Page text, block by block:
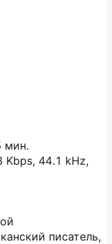
мин.
Kbps, 44.1 kHz,
писатель,